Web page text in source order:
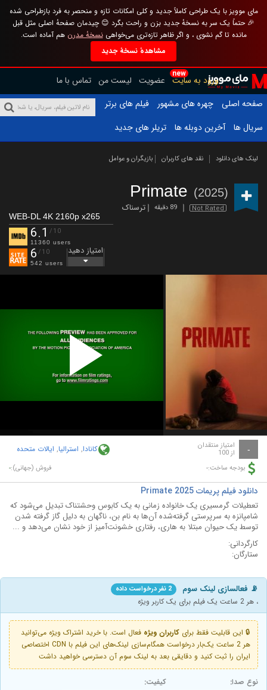
مای موویز با یک طراحی کاملاً جدید و کلی امکانات تازه و منحصر به فرد بازطراحی شده
🎉 حتماً یک سر به نسخهٔ جدید بزن و راحت بگرد 😊 چیدمان صفحهٔ اصلی مثل قبل
مانده تا گم نشوی ، و اگر ظاهر تازه‌تری می‌خواهینسخهٔ مدرن هم آماده است.
مشاهدهٔ نسخهٔ جدید
new
ورود به سایت عضویت لیست من تماس با ما
صفحه اصلی
چهره های مشهور
فیلم های برتر
سریال ها
آخرین دوبله ها تریلر های جدید
لینک های دانلود نقد های کاربران بازیگران و عوامل
Primate (2025)
Not Rated 89 دقیقه ترسناک
WEB-DL 4K 2160p x265
6.1 /10
11360 users
6 /10
542 users
امتیاز دهید
Play
Video
- امتیاز منتقدان
از 100 کانادا, استرالیا, ایالات متحده
بودجه ساخت:- فروش (جهانی):-
دانلود فیلم پریمات Primate 2025
تعطیلات گرمسیری یک خانواده زمانی به یک کابوس وحشتناک تبدیل می‌شود که
شامپانزه به سرپرستی گرفته‌شده آن‌ها به نام بن، ناگهان به دلیل گاز گرفته شدن
توسط یک حیوان مبتلا به هاری، رفتاری خشونت‌آمیز از خود نشان می‌دهد و ...
کارگردانی:
ستارگان:
📡 فعالسازی لینک سوم 2 نفر درخواست داده
، هر 2 ساعت یک فیلم برای یک کاربر ویژه
🔒 این قابلیت فقط برای کاربران ویژه فعال است. با خرید اشتراک ویژه می‌توانید
هر 2 ساعت یک‌بار درخواست همگام‌سازی لینک‌های این فیلم با CDN اختصاصی
ایران را ثبت کنید و دقایقی بعد به لینک سوم آن دسترسی خواهید داشت
نوع صدا: کیفیت: